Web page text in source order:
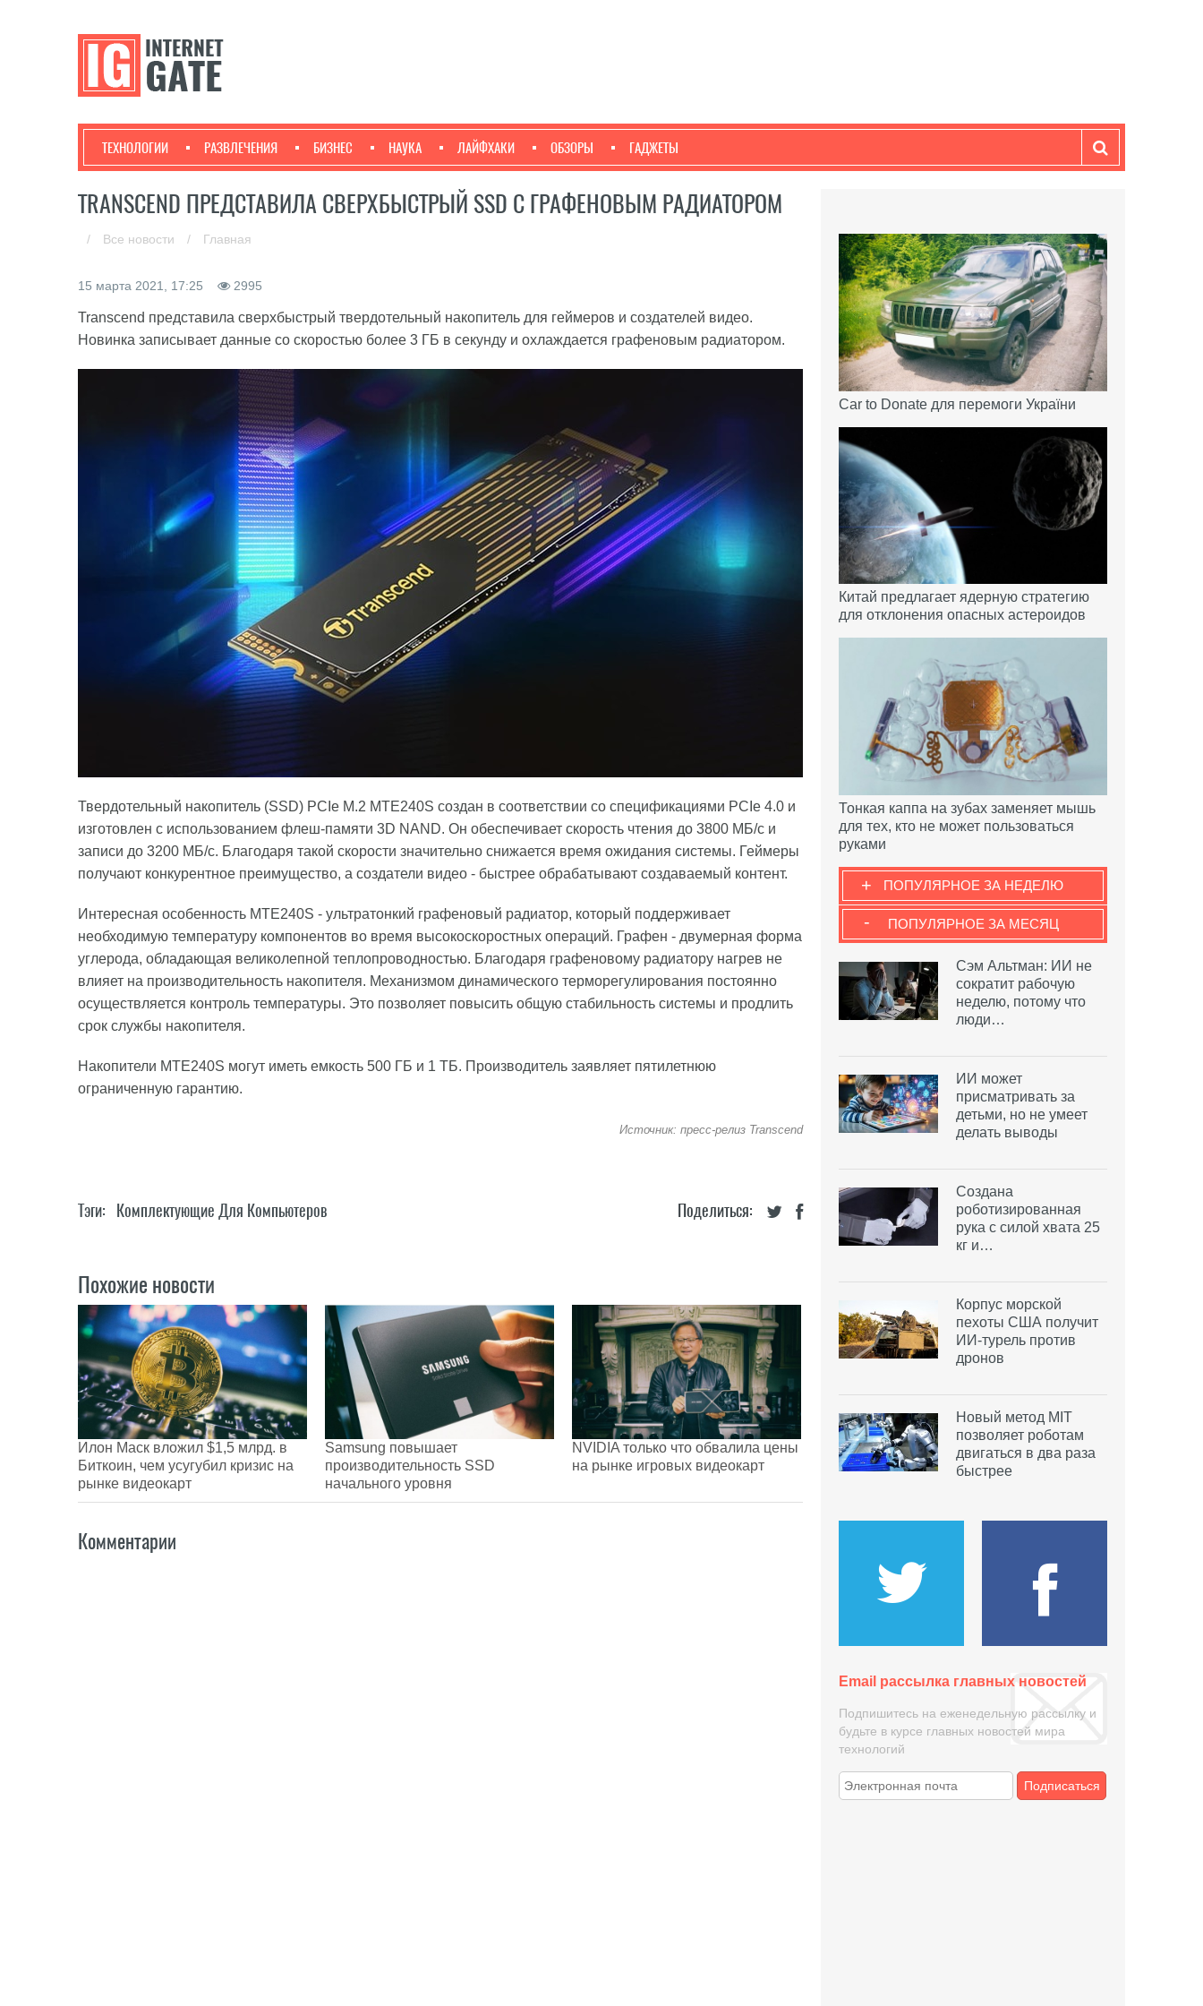
ТЕХНОЛОГИИ РАЗВЛЕЧЕНИЯ БИЗНЕС НАУКА ЛАЙФХАКИ ОБЗОРЫ ГАДЖЕТЫ
TRANSCEND ПРЕДСТАВИЛА СВЕРХБЫСТРЫЙ SSD С ГРАФЕНОВЫМ РАДИАТОРОМ
/ Все новости / Главная
15 марта 2021, 17:25 2995
Transcend представила сверхбыстрый твердотельный накопитель для геймеров и создателей видео.
Новинка записывает данные со скоростью более 3 ГБ в секунду и охлаждается графеновым радиатором.
Твердотельный накопитель (SSD) PCIe M.2 MTE240S создан в соответствии со спецификациями PCIe 4.0 и
изготовлен с использованием флеш-памяти 3D NAND. Он обеспечивает скорость чтения до 3800 МБ/с и
записи до 3200 МБ/с. Благодаря такой скорости значительно снижается время ожидания системы. Геймеры
получают конкурентное преимущество, а создатели видео - быстрее обрабатывают создаваемый контент.
Интересная особенность MTE240S - ультратонкий графеновый радиатор, который поддерживает
необходимую температуру компонентов во время высокоскоростных операций. Графен - двумерная форма
углерода, обладающая великолепной теплопроводностью. Благодаря графеновому радиатору нагрев не
влияет на производительность накопителя. Механизмом динамического терморегулирования постоянно
осуществляется контроль температуры. Это позволяет повысить общую стабильность системы и продлить
срок службы накопителя.
Накопители MTE240S могут иметь емкость 500 ГБ и 1 ТБ. Производитель заявляет пятилетнюю
ограниченную гарантию.
Источник: пресс-релиз Transcend
Поделиться:
Тэги: Комплектующие Для Компьютеров
Похожие новости
Илон Маск вложил $1,5 млрд. в
Биткоин, чем усугубил кризис на
рынке видеокарт
Samsung повышает
производительность SSD
начального уровня
NVIDIA только что обвалила цены
на рынке игровых видеокарт
Комментарии
Car to Donate для перемоги України
Китай предлагает ядерную стратегию
для отклонения опасных астероидов
Тонкая каппа на зубах заменяет мышь
для тех, кто не может пользоваться
руками
ПОПУЛЯРНОЕ ЗА НЕДЕЛЮ
+
ПОПУЛЯРНОЕ ЗА МЕСЯЦ
-
Сэм Альтман: ИИ не
сократит рабочую
неделю, потому что
люди…
ИИ может
присматривать за
детьми, но не умеет
делать выводы
Создана
роботизированная
рука с силой хвата 25
кг и…
Корпус морской
пехоты США получит
ИИ-турель против
дронов
Новый метод MIT
позволяет роботам
двигаться в два раза
быстрее
Email рассылка главных новостей
Подпишитесь на еженедельную рассылку и
будьте в курсе главных новостей мира
технологий
Подписаться